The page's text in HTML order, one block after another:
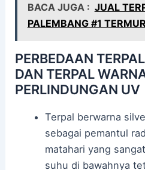
BACA JUGA : JUAL
PALEMBANG #1
PERBEDAAN
DAN TERPAL
PERLINDUNGAN UV
Terpal berwarna
sebagai pemantul
matahari yang
suhu di bawahnya